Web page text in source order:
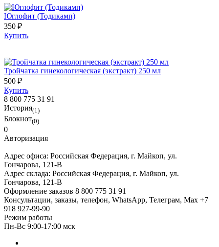
Юглофит (Тодикамп)
350 ₽
Купить
Тройчатка гинекологическая (экстракт) 250 мл
500 ₽
Купить
8 800 775 31 91
История(1)
Блокнот(0)
0
Авторизация
Адрес офиса: Российская Федерация, г. Майкоп, ул.
Гончарова, 121-В
Адрес склада: Российская Федерация, г. Майкоп, ул.
Гончарова, 121-В
Оформление заказов 8 800 775 31 91
Консультации, заказы, телефон, WhatsApp, Телеграм, Мах +7
918 927-99-90
Режим работы
Пн-Вс 9:00-17:00 мск